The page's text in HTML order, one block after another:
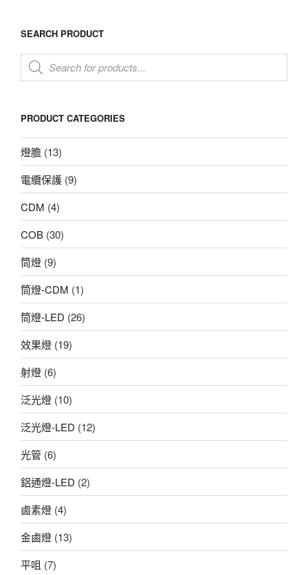
SEARCH PRODUCT
Products
search
PRODUCT CATEGORIES
燈膽 (13)
電纜保護 (9)
CDM (4)
COB (30)
筒燈 (9)
筒燈-CDM (1)
筒燈-LED (26)
效果燈 (19)
射燈 (6)
泛光燈 (10)
泛光燈-LED (12)
光管 (6)
鋁通燈-LED (2)
鹵素燈 (4)
金鹵燈 (13)
平咀 (7)